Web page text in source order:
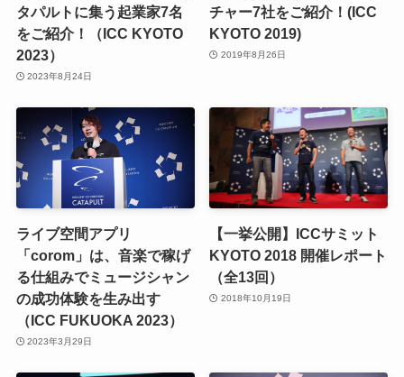
タパルトに集う起業家7名
をご紹介！（ICC KYOTO
2023）
2023年8月24日
チャー7社をご紹介！(ICC
KYOTO 2019)
2019年8月26日
ライブ空間アプリ
「corom」は、音楽で稼げ
る仕組みでミュージシャン
の成功体験を生み出す
（ICC FUKUOKA 2023）
2023年3月29日
【一挙公開】ICCサミット
KYOTO 2018 開催レポート
（全13回）
2018年10月19日